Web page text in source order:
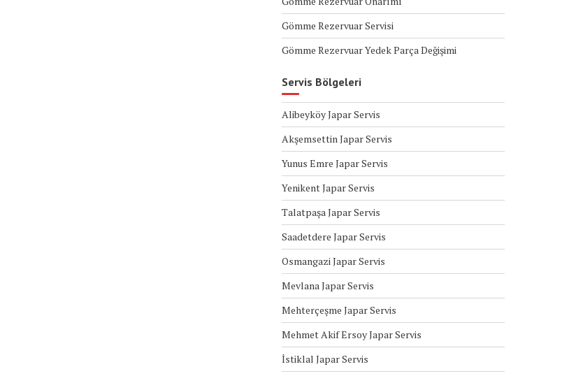
Gömme Rezervuar Servisi
Gömme Rezervuar Yedek Parça Değişimi
Servis Bölgeleri
Alibeyköy Japar Servis
Akşemsettin Japar Servis
Yunus Emre Japar Servis
Yenikent Japar Servis
Talatpaşa Japar Servis
Saadetdere Japar Servis
Osmangazi Japar Servis
Mevlana Japar Servis
Mehterçeşme Japar Servis
Mehmet Akif Ersoy Japar Servis
İstiklal Japar Servis